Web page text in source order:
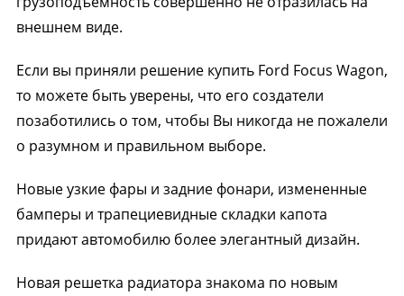
внешнем виде.
Если вы приняли решение купить Ford Focus Wagon,
то можете быть уверены, что его создатели
позаботились о том, чтобы Вы никогда не пожалели
о разумном и правильном выборе.
Новые узкие фары и задние фонари, измененные
бамперы и трапециевидные складки капота
придают автомобилю более элегантный дизайн.
Новая решетка радиатора знакома по новым